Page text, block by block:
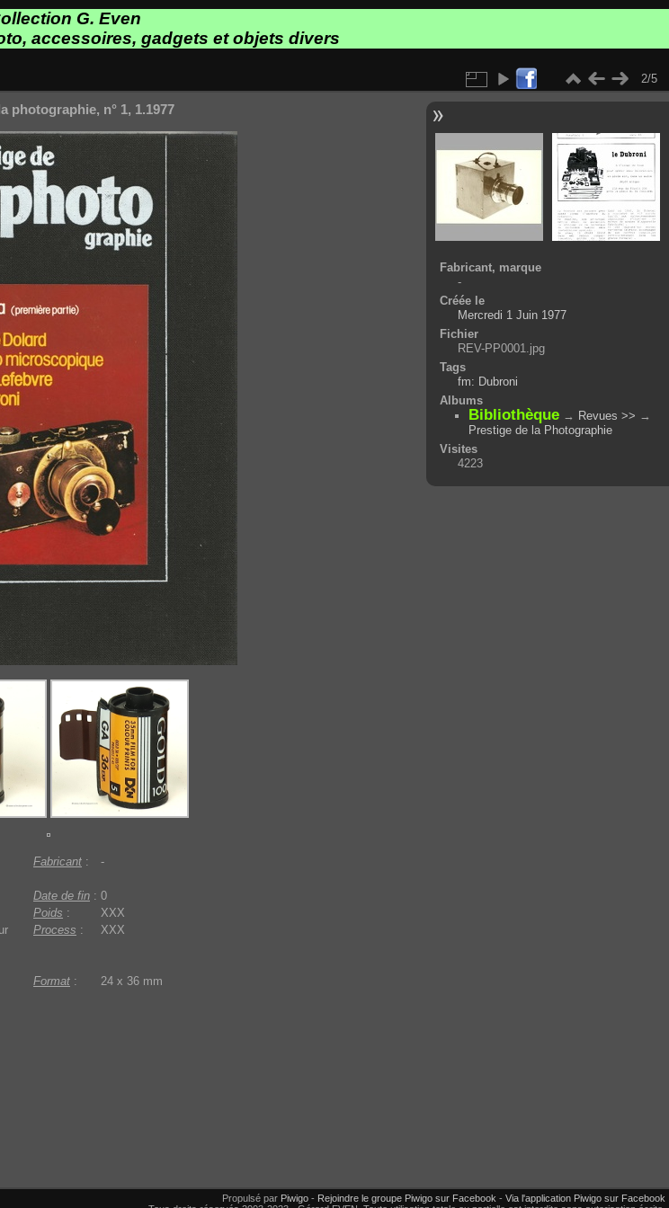
G. Even
accessoires, gadgets et objets divers
2/5
photographie, n° 1, 1.1977
Fabricant :
-
Date de fin : 0
Poids :
XXX
Process :
XXX
Format :
24 x 36 mm
Fabricant, marque
-
Créée le
Mercredi 1 Juin 1977
Fichier
REV-PP0001.jpg
Tags
fm: Dubroni
Albums
Bibliothèque → Revues >> →
Prestige de la Photographie
Visites
4223
Propulsé par Piwigo - Rejoindre le groupe Piwigo sur Facebook - Via l'application Piwigo sur Facebook